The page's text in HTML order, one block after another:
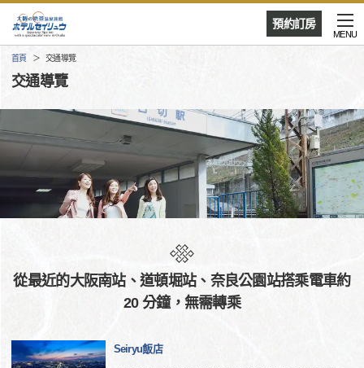
預約訂房
MENU
首頁 交通導覽
交通導覽
從最近的大阪南站、道頓堀站、奈良公園站搭乘電車約
20 分鐘，無需轉乘
Seiryu飯店